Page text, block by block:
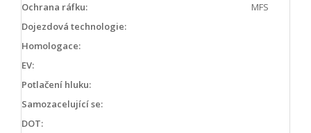
Ochrana ráfku:
MFS
Dojezdová technologie:
Homologace:
EV:
Potlačení hluku:
Samozacelující se:
DOT: